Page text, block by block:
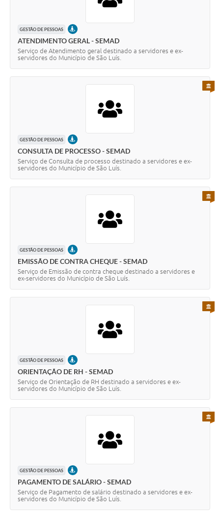
GESTÃO DE PESSOAS PRESENCIAL
ATENDIMENTO GERAL - SEMAD
Serviço de Atendimento geral destinado a servidores e ex-
servidores do Município de São Luís.
GESTÃO DE PESSOAS PRESENCIAL
CONSULTA DE PROCESSO - SEMAD
Serviço de Consulta de processo destinado a servidores e ex-
servidores do Município de São Luís.
PARA
GESTÃO DE PESSOAS PRESENCIAL
EMISSÃO DE CONTRA CHEQUE - SEMAD
Serviço de Emissão de contra cheque destinado a servidores e
ex-servidores do Município de São Luís.
PARA
GESTÃO DE PESSOAS PRESENCIAL
ORIENTAÇÃO DE RH - SEMAD
Serviço de Orientação de RH destinado a servidores e ex-
servidores do Município de São Luís.
PARA
GESTÃO DE PESSOAS PRESENCIAL
PAGAMENTO DE SALÁRIO - SEMAD
Serviço de Pagamento de salário destinado a servidores e ex-
servidores do Município de São Luís.
PARA